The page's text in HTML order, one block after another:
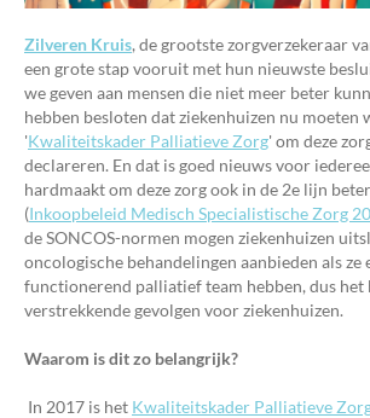
Zilveren Kruis, de grootste zorgverzekeraar
een grote stap vooruit met hun nieuwste
we geven aan mensen die niet meer beter
hebben besloten dat ziekenhuizen nu moeten
'Kwaliteitskader Palliatieve Zorg' om deze
declareren. En dat is goed nieuws voor
hardmaakt om deze zorg ook in de 2e lijn
(Inkoopbeleid Medisch Specialistische Zorg
de SONCOS-normen mogen ziekenhuizen
oncologische behandelingen aanbieden als ze
functionerend palliatief team hebben, dus het
verstrekkende gevolgen voor ziekenhuizen.
Waarom is dit zo belangrijk?
In 2017 is het Kwaliteitskader Palliatieve